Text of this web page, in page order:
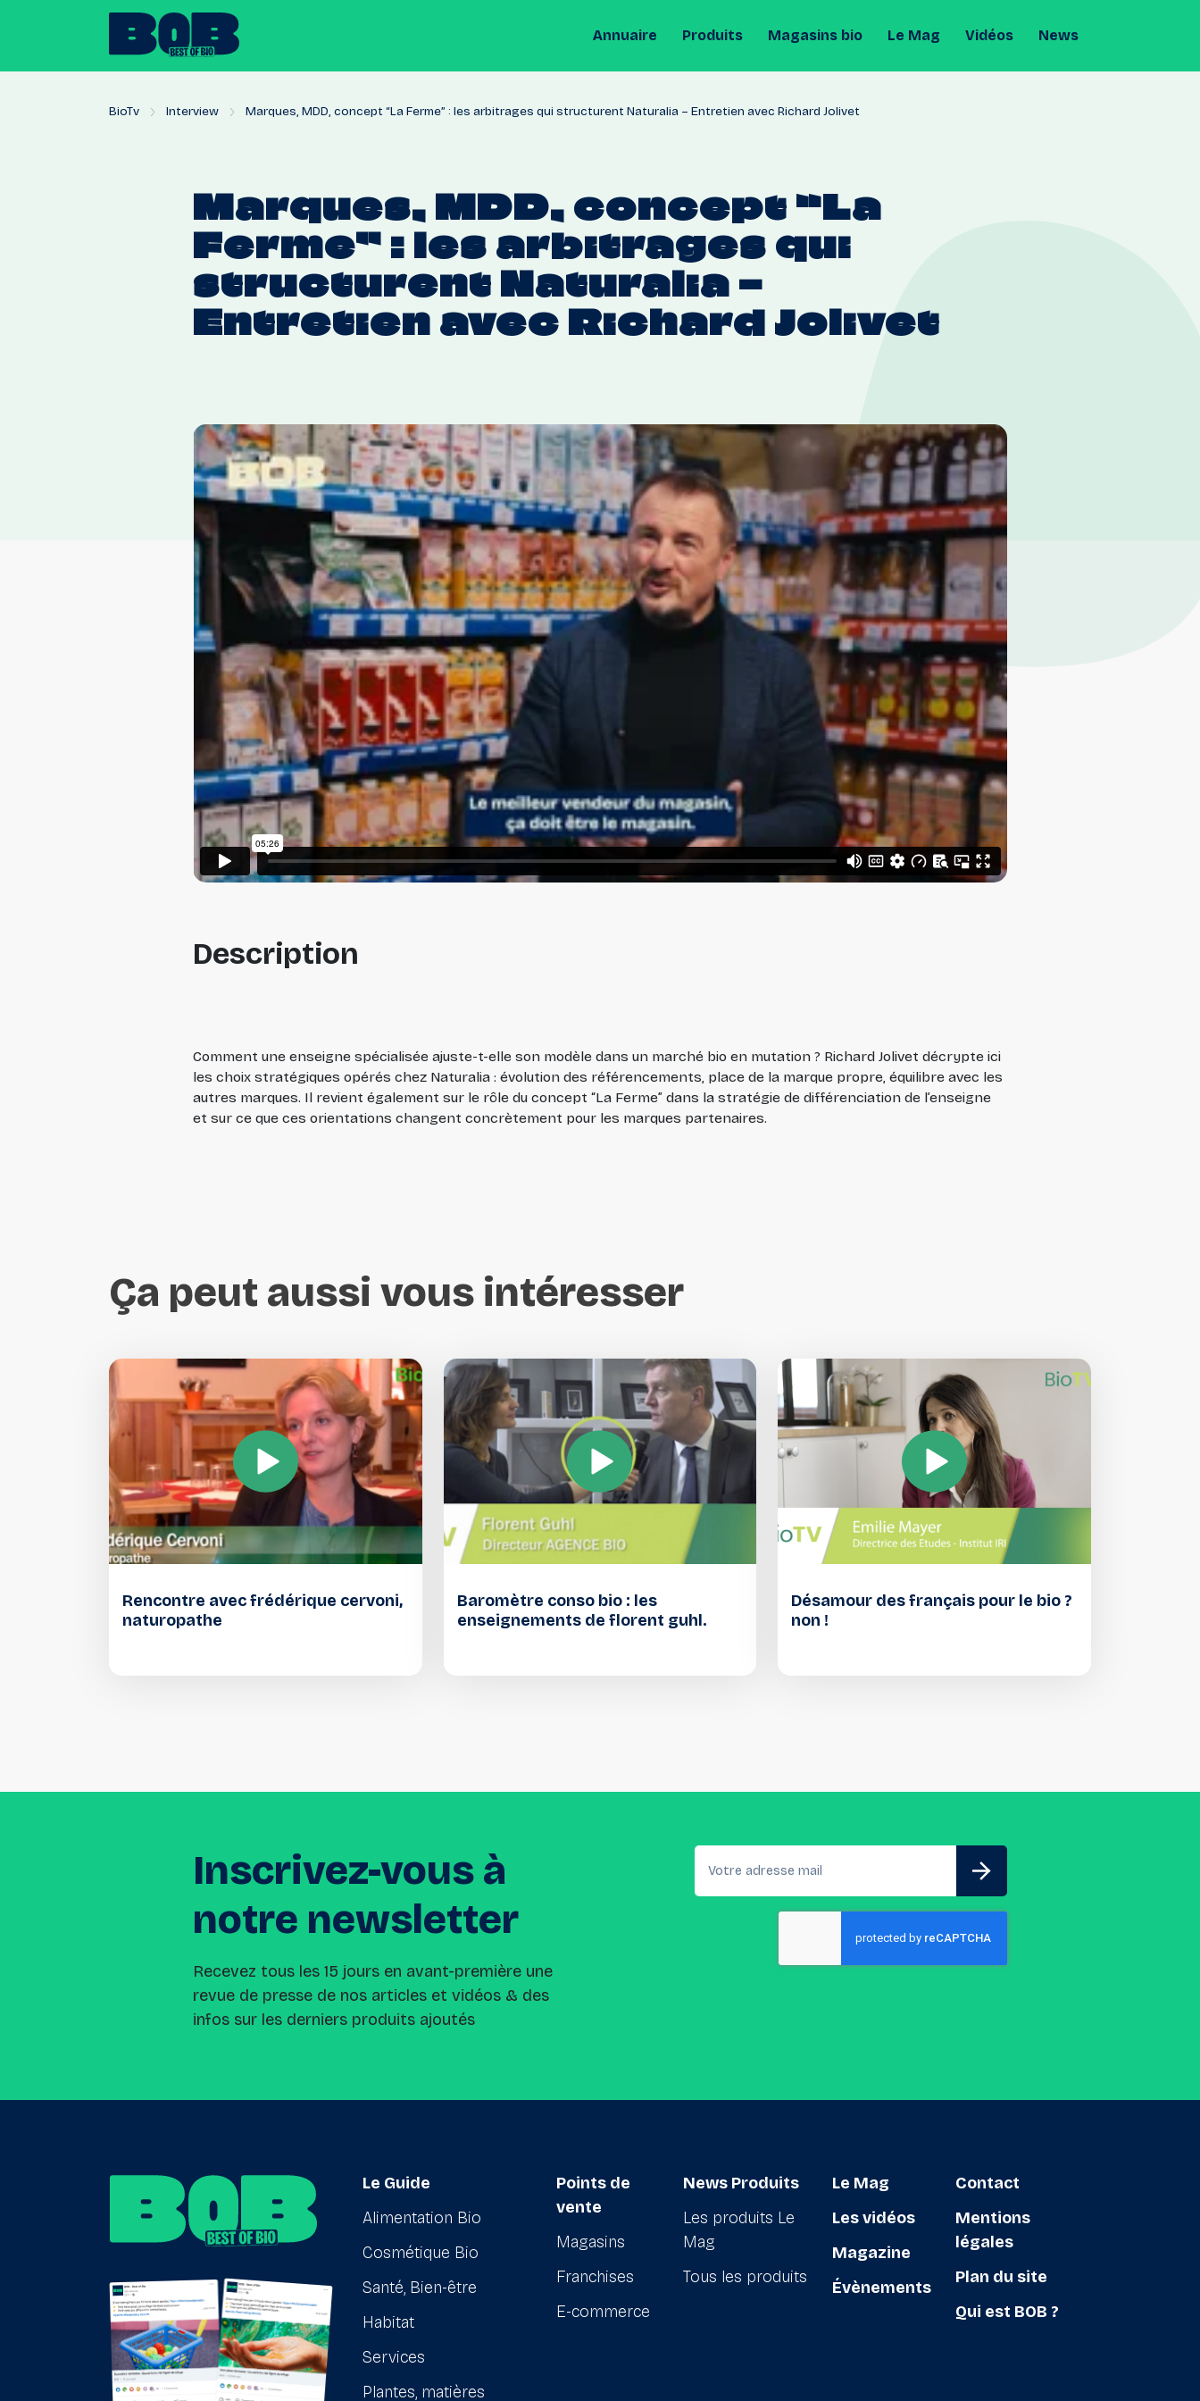
Annuaire Produits Magasins bio Le Mag Vidéos News
BioTv Interview Marques, MDD, concept “La Ferme” : les arbitrages qui structurent Naturalia – Entretien avec Richard Jolivet
Marques, MDD, concept “La
Ferme” : les arbitrages qui
structurent Naturalia –
Entretien avec Richard Jolivet
Description
Comment une enseigne spécialisée ajuste-t-elle son modèle dans un marché bio en mutation ? Richard Jolivet décrypte ici
les choix stratégiques opérés chez Naturalia : évolution des référencements, place de la marque propre, équilibre avec les
autres marques. Il revient également sur le rôle du concept “La Ferme” dans la stratégie de différenciation de l’enseigne
et sur ce que ces orientations changent concrètement pour les marques partenaires.
Ça peut aussi vous intéresser
Rencontre avec frédérique cervoni,
naturopathe
Baromètre conso bio : les
enseignements de florent guhl.
Désamour des français pour le bio ?
non !
Inscrivez-vous à
notre newsletter
Recevez tous les 15 jours en avant-première une
revue de presse de nos articles et vidéos & des
infos sur les derniers produits ajoutés
Le Guide
Alimentation Bio
Cosmétique Bio
Santé, Bien-être
Habitat
Services
Plantes, matières
Points de
vente
Magasins
Franchises
E-commerce
News Produits
Les produits Le
Mag
Tous les produits
Le Mag
Les vidéos
Magazine
Évènements
Contact
Mentions
légales
Plan du site
Qui est BOB ?